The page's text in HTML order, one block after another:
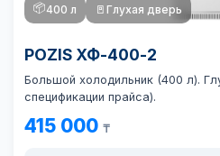
📦400 л 🚪 Глухая дверь
POZIS ХФ-400-2
Большой холодильник (400 л).
спецификации прайса).
415 000 ₸